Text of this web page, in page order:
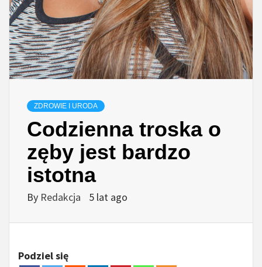
ZDROWIE I URODA
Codzienna troska o
zęby jest bardzo
istotna
By Redakcja 5 lat ago
Podziel się